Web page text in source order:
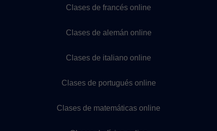
Clases de francés online
Clases de alemán online
Clases de italiano online
Clases de portugués online
Clases de matemáticas online